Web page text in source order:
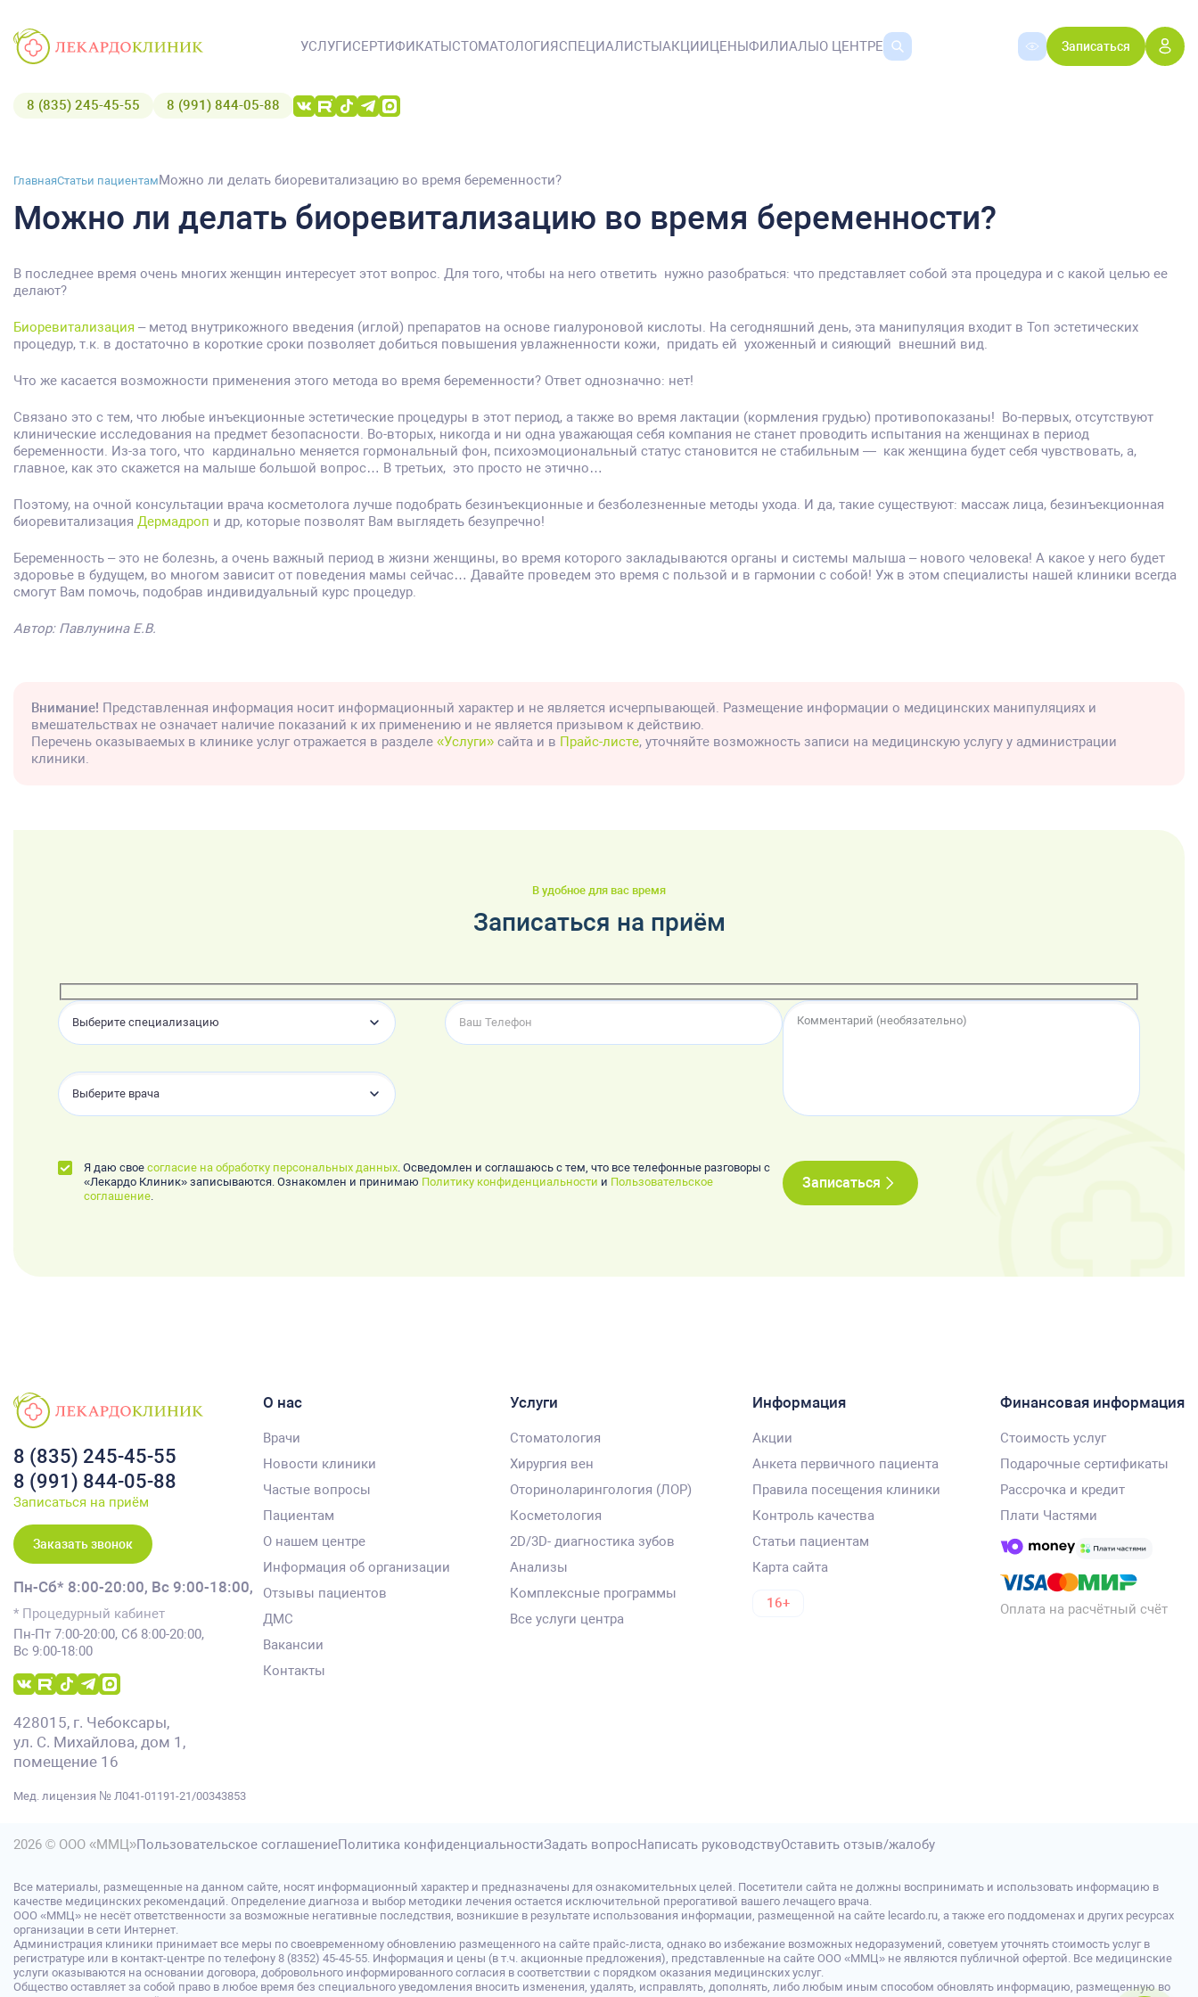
УСЛУГИСЕРТИФИКАТЫСТОМАТОЛОГИЯСПЕЦИАЛИСТЫАКЦИИЦЕНЫФИЛИАЛЫО ЦЕНТРЕ Записаться
8 (835) 245-45-55 8 (991) 844-05-88
ГлавнаяСтатьи пациентамМожно ли делать биоревитализацию во время беременности?
Можно ли делать биоревитализацию во время беременности?
В последнее время очень многих женщин интересует этот вопрос. Для того, чтобы на него ответить нужно разобраться: что представляет собой эта процедура и с какой целью ее
делают?
Биоревитализация – метод внутрикожного введения (иглой) препаратов на основе гиалуроновой кислоты. На сегодняшний день, эта манипуляция входит в Топ эстетических
процедур, т.к. в достаточно в короткие сроки позволяет добиться повышения увлажненности кожи, придать ей ухоженный и сияющий внешний вид.
Что же касается возможности применения этого метода во время беременности? Ответ однозначно: нет!
Связано это с тем, что любые инъекционные эстетические процедуры в этот период, а также во время лактации (кормления грудью) противопоказаны! Во-первых, отсутствуют
клинические исследования на предмет безопасности. Во-вторых, никогда и ни одна уважающая себя компания не станет проводить испытания на женщинах в период
беременности. Из-за того, что кардинально меняется гормональный фон, психоэмоциональный статус становится не стабильным — как женщина будет себя чувствовать, а,
главное, как это скажется на малыше большой вопрос… В третьих, это просто не этично…
Поэтому, на очной консультации врача косметолога лучше подобрать безинъекционные и безболезненные методы ухода. И да, такие существуют: массаж лица, безинъекционная
биоревитализация Дермадроп и др, которые позволят Вам выглядеть безупречно!
Беременность – это не болезнь, а очень важный период в жизни женщины, во время которого закладываются органы и системы малыша – нового человека! А какое у него будет
здоровье в будущем, во многом зависит от поведения мамы сейчас… Давайте проведем это время с пользой и в гармонии с собой! Уж в этом специалисты нашей клиники всегда
смогут Вам помочь, подобрав индивидуальный курс процедур.
Автор: Павлунина Е.В.
Внимание! Представленная информация носит информационный характер и не является исчерпывающей. Размещение информации о медицинских манипуляциях и
вмешательствах не означает наличие показаний к их применению и не является призывом к действию.
Перечень оказываемых в клинике услуг отражается в разделе «Услуги» сайта и в Прайс-листе, уточняйте возможность записи на медицинскую услугу у администрации
клиники.
В удобное для вас время
Записаться на приём
Выберите специализацию
Выберите врача
Я даю свое согласие на обработку персональных данных . Осведомлен и соглашаюсь с тем, что все телефонные разговоры с
«Лекардо Клиник» записываются. Ознакомлен и принимаю Политику конфиденциальности и Пользовательское
соглашение
Записаться
8 (835) 245-45-55
8 (991) 844-05-88
Записаться на приём
Заказать звонок
Пн-Сб* 8:00-20:00, Вс 9:00-18:00,
* Процедурный кабинет
Пн-Пт 7:00-20:00, Сб 8:00-20:00,
Вс 9:00-18:00
428015, г. Чебоксары,
ул. С. Михайлова, дом 1,
помещение 16
Мед. лицензия № Л041-01191-21/00343853
О нас
Врачи
Новости клиники
Частые вопросы
Пациентам
О нашем центре
Информация об организации
Отзывы пациентов
ДМС
Вакансии
Контакты
Услуги
Стоматология
Хирургия вен
Оториноларингология (ЛОР)
Косметология
2D/3D- диагностика зубов
Анализы
Комплексные программы
Все услуги центра
Информация
Акции
Анкета первичного пациента
Правила посещения клиники
Контроль качества
Статьи пациентам
Карта сайта
16+
Финансовая информация
Стоимость услуг
Подарочные сертификаты
Рассрочка и кредит
Плати Частями
Оплата на расчётный счёт
2026 © ООО «ММЦ»Пользовательское соглашениеПолитика конфиденциальностиЗадать вопросНаписать руководствуОставить отзыв/жалобу
Все материалы, размещенные на данном сайте, носят информационный характер и предназначены для ознакомительных целей. Посетители сайта не должны воспринимать и использовать информацию в
качестве медицинских рекомендаций. Определение диагноза и выбор методики лечения остается исключительной прерогативой вашего лечащего врача.
ООО «ММЦ» не несёт ответственности за возможные негативные последствия, возникшие в результате использования информации, размещенной на сайте lecardo.ru, а также его поддоменах и других ресурсах
организации в сети Интернет.
Администрация клиники принимает все меры по своевременному обновлению размещенного на сайте прайс-листа, однако во избежание возможных недоразумений, советуем уточнять стоимость услуг в
регистратуре или в контакт-центре по телефону 8 (8352) 45-45-55. Информация и цены (в т.ч. акционные предложения), представленные на сайте ООО «ММЦ» не являются публичной офертой. Все медицинские
услуги оказываются на основании договора, добровольного информированного согласия в соответствии с порядком оказания медицинских услуг.
Общество оставляет за собой право в любое время без специального уведомления вносить изменения, удалять, исправлять, дополнять, либо любым иным способом обновлять информацию, размещенную во